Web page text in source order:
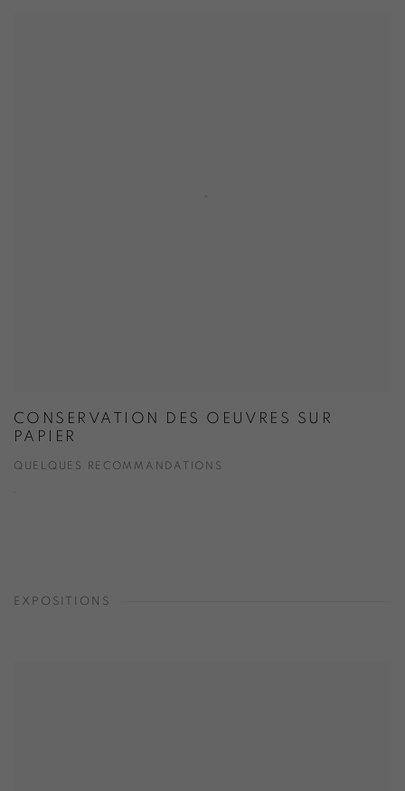
CONSERVATION DES OEUVRES SUR
PAPIER
QUELQUES RECOMMANDATIONS
EXPOSITIONS